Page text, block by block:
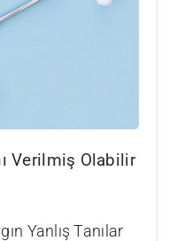
Verilmiş Olabilir
Yanlış Tanılar